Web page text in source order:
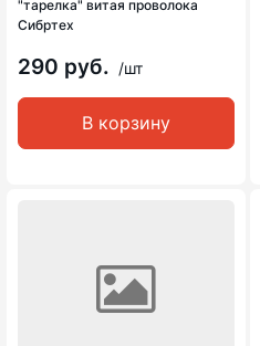
"тарелка" витая проволока
Сибртех
290 руб. /шт
В корзину